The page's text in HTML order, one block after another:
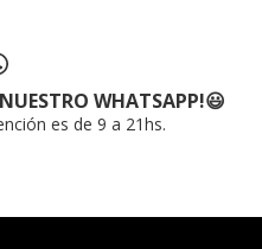
WHATSAPP!😃
es de 9 a 21hs.